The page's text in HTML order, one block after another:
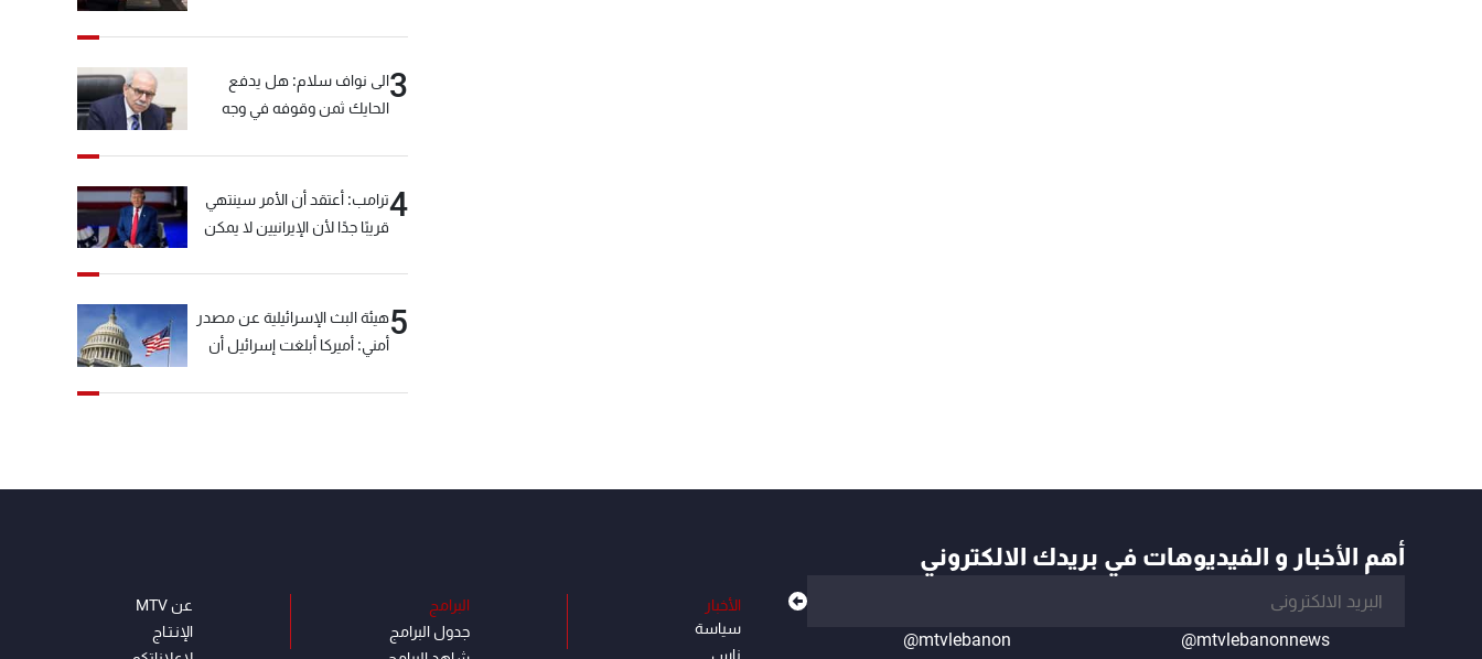
3الى نواف سلام: هل يدفع
الحايك ثمن وقوفه في وجه
4ترامب: أعتقد أن الأمر سينتهي
قريبًا جدًا لأن الإيرانيين لا يمكن
5هيئة البث الإسرائيلية عن مصدر
أمني: أميركا أبلغت إسرائيل أن
أهم الأخبار و الفيديوهات في بريدك الالكتروني
@mtvlebanonnews
@mtvlebanon
الأخبار
سياسة
ناس
البرامج
جدول البرامج
عن MTV
الإنـتـاج